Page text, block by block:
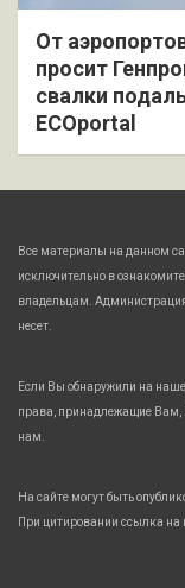
От
просит
свалки
ECOportal
Все материалы на данном
исключительно в
владельцам.
несет.
Если Вы обнаружили на
права, принадлежащие Вам,
нам.
На сайте могут быть
При цитировании ссылка на